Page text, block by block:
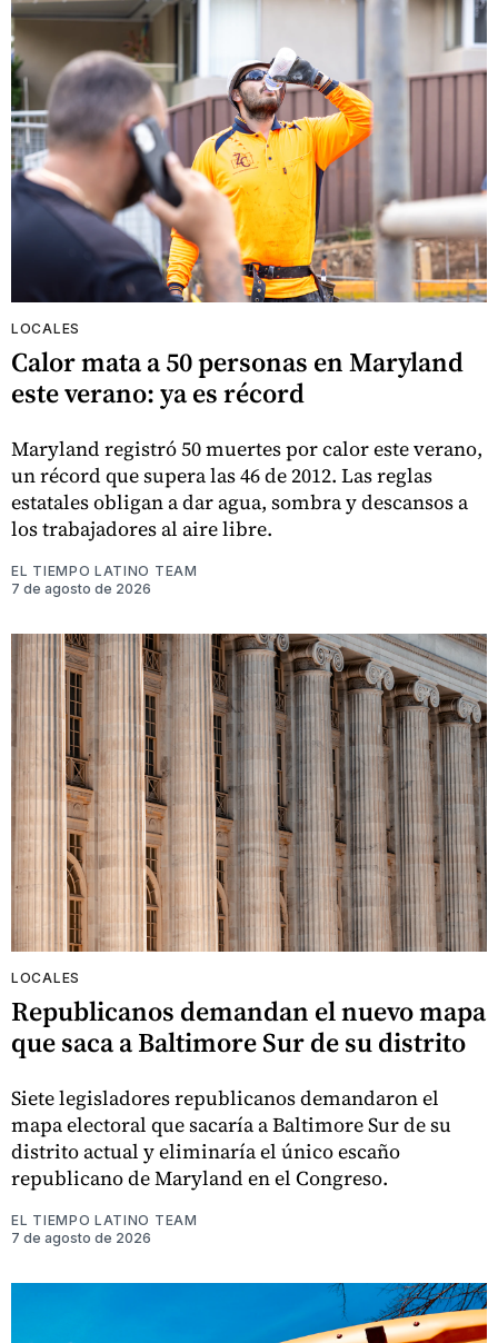
LOCALES
Calor mata a 50 personas en Maryland
este verano: ya es récord
Maryland registró 50 muertes por calor este verano,
un récord que supera las 46 de 2012. Las reglas
estatales obligan a dar agua, sombra y descansos a
los trabajadores al aire libre.
EL TIEMPO LATINO TEAM
7 de agosto de 2026
LOCALES
Republicanos demandan el nuevo mapa
que saca a Baltimore Sur de su distrito
Siete legisladores republicanos demandaron el
mapa electoral que sacaría a Baltimore Sur de su
distrito actual y eliminaría el único escaño
republicano de Maryland en el Congreso.
EL TIEMPO LATINO TEAM
7 de agosto de 2026